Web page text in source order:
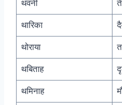
थवनी
थारिका
थोराया
थबिताह
थमिनाह